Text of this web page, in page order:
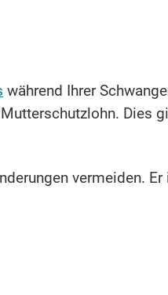
während Ihrer
Dies
vermeiden. Er